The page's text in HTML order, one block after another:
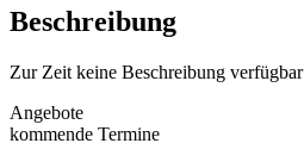
Beschreibung
Zur Zeit keine Beschreibung verfügbar
Angebote
kommende Termine